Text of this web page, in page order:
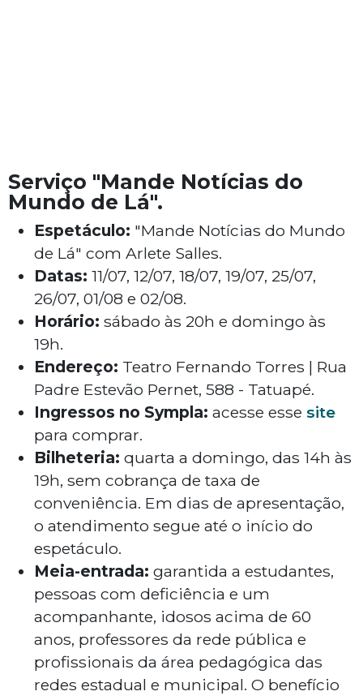
Serviço "Mande Notícias do
Mundo de Lá".
Espetáculo: "Mande Notícias do Mundo
de Lá" com Arlete Salles.
Datas: 11/07, 12/07, 18/07, 19/07, 25/07,
26/07, 01/08 e 02/08.
Horário: sábado às 20h e domingo às
19h.
Endereço: Teatro Fernando Torres | Rua
Padre Estevão Pernet, 588 - Tatuapé.
Ingressos no Sympla: acesse esse site
para comprar.
Bilheteria: quarta a domingo, das 14h às
19h, sem cobrança de taxa de
conveniência. Em dias de apresentação,
o atendimento segue até o início do
espetáculo.
Meia-entrada: garantida a estudantes,
pessoas com deficiência e um
acompanhante, idosos acima de 60
anos, professores da rede pública e
profissionais da área pedagógica das
redes estadual e municipal. O benefício